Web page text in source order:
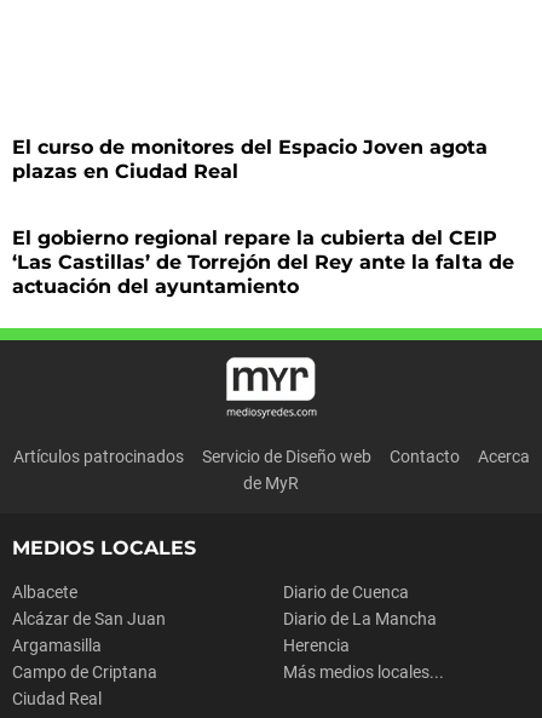
El curso de monitores del Espacio Joven agota
plazas en Ciudad Real
El gobierno regional repare la cubierta del CEIP
‘Las Castillas’ de Torrejón del Rey ante la falta de
actuación del ayuntamiento
Artículos patrocinados Servicio de Diseño web Contacto
Acerca
de MyR
MEDIOS LOCALES
Albacete
Alcázar de San Juan
Argamasilla
Campo de Criptana
Ciudad Real
Diario de Cuenca
Diario de La Mancha
Herencia
Más medios locales...